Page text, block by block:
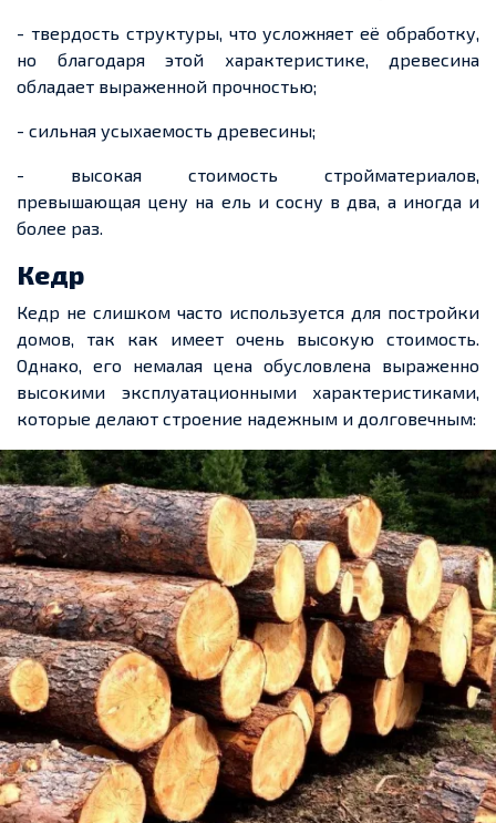
- твердость структуры, что усложняет её обработку,
но благодаря этой характеристике, древесина
обладает выраженной прочностью;
- сильная усыхаемость древесины;
- высокая стоимость стройматериалов,
превышающая цену на ель и сосну в два, а иногда и
более раз.
Кедр
Кедр не слишком часто используется для постройки
домов, так как имеет очень высокую стоимость.
Однако, его немалая цена обусловлена выраженно
высокими эксплуатационными характеристиками,
которые делают строение надежным и долговечным: